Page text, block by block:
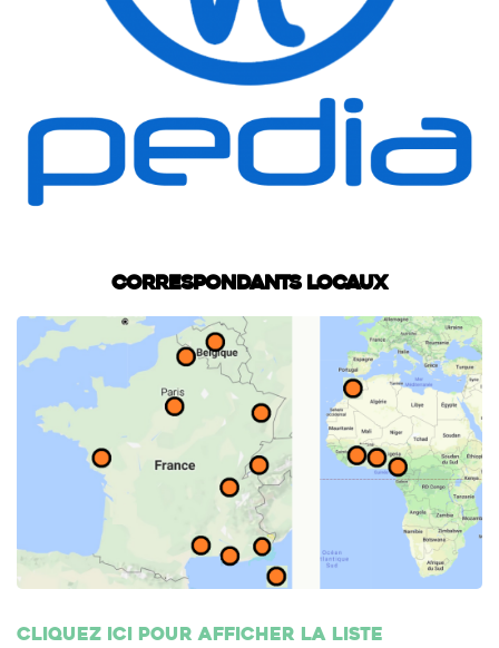
Correspondants locaux
Cliquez ici pour afficher la liste